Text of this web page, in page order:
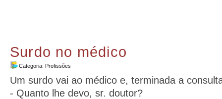
Surdo no médico
Categoria: Profissões
Um surdo vai ao médico e, terminada a
- Quanto lhe devo, sr. doutor?